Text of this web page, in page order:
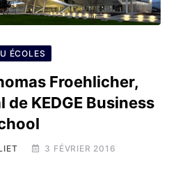
ÉCOLES
Froehlicher,
KEDGE Business
3 FÉVRIER 2016